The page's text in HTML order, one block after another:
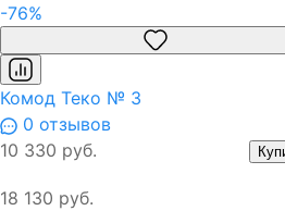
-76%
Комод Теко № 3
0 отзывов
10 330 руб.
18 130 руб.